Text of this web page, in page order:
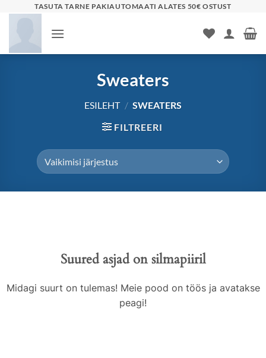
TASUTA TARNE PAKIAUTOMAATI ALATES 50€ OSTUST
Sweaters
ESILEHT / SWEATERS
FILTREERI
Suured asjad on silmapiiril
Midagi suurt on tulemas! Meie pood on töös ja avatakse
peagi!